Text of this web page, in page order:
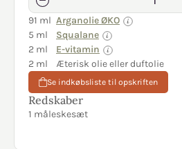
91 ml Arganolie ØKO
5 ml
Squalane
2 ml
E-vitamin
2 ml
Æterisk olie eller duftolie
Se indkøbsliste til opskriften
Redskaber
1 måleskesæt